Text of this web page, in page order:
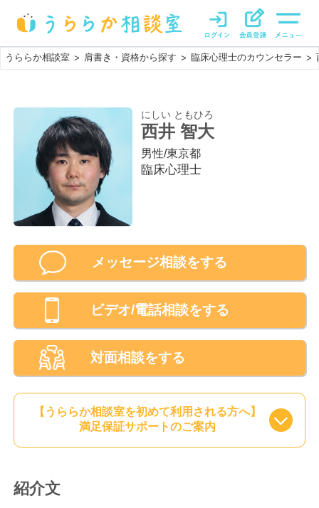
うららか相談室 > 肩書き・資格から探す > 臨床心理士のカウンセラー >
にしい ともひろ
西井 智大
男性/東京都
臨床心理士
メッセージ相談をする
ビデオ/電話相談をする
対面相談をする
【うららか相談室を初めて利用される方へ】
満足保証サポートのご案内
紹介文